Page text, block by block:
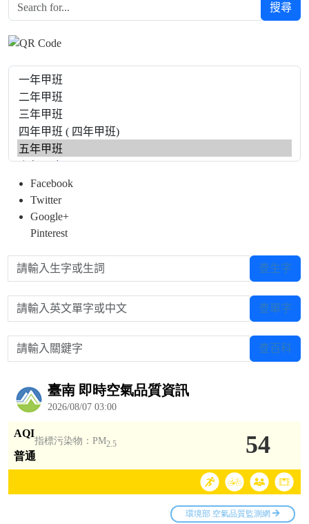
搜尋
Facebook
Twitter
Google+
Pinterest
請輸入生字或生詞 查生字
請輸入英文單字或中文 查單字
請輸入關鍵字 查百科